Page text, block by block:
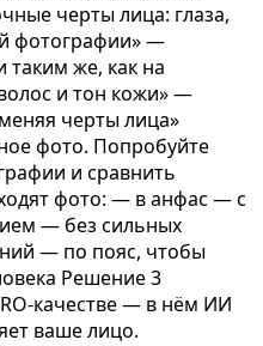
черты лица: глаза,
фотографии» —
таким же, как на
и тон кожи» —
черты лица»
фото. Попробуйте
и сравнить
фото: — в анфас — с
— без сильных
— по пояс, чтобы
Решение 3
качестве — в нём ИИ
ваше лицо.